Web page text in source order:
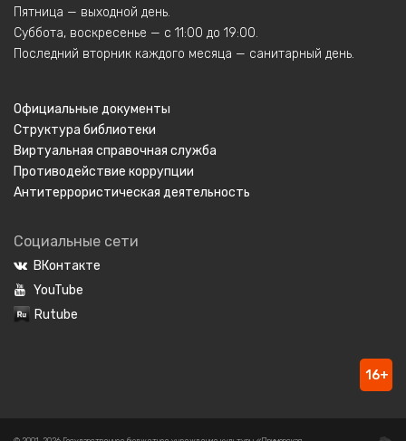
Пятница — выходной день.
Суббота, воскресенье — с 11:00 до 19:00.
Последний вторник каждого месяца — санитарный день.
Официальные документы
Структура библиотеки
Виртуальная справочная служба
Противодействие коррупции
Антитеррористическая деятельность
Социальные сети
ВКонтакте
YouTube
Rutube
16+